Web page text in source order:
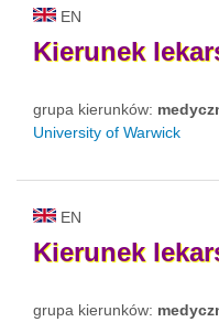
EN
Kierunek
grupa kierunków:
University of Warwick
EN
Kierunek
grupa kierunków: